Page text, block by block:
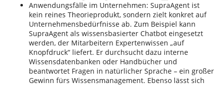
Anwendungsfälle im Unternehmen: SupraAgent ist
kein reines Theorieprodukt, sondern zielt konkret auf
Unternehmensbedürfnisse ab. Zum Beispiel kann
SupraAgent als wissensbasierter Chatbot eingesetzt
werden, der Mitarbeitern Expertenwissen „auf
Knopfdruck“ liefert. Er durchsucht dazu interne
Wissensdatenbanken oder Handbücher und
beantwortet Fragen in natürlicher Sprache – ein großer
Gewinn fürs Wissensmanagement. Ebenso lässt sich